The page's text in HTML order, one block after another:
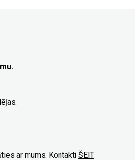
ar mums. Kontakti ŠEIT